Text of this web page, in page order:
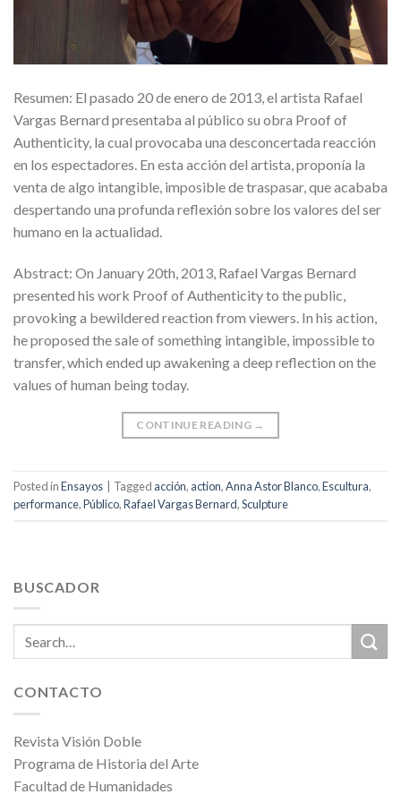
Resumen: El pasado 20 de enero de 2013, el artista Rafael
Vargas Bernard presentaba al público su obra Proof of
Authenticity, la cual provocaba una desconcertada reacción
en los espectadores. En esta acción del artista, proponía la
venta de algo intangible, imposible de traspasar, que acababa
despertando una profunda reflexión sobre los valores del ser
humano en la actualidad.
Abstract: On January 20th, 2013, Rafael Vargas Bernard
presented his work Proof of Authenticity to the public,
provoking a bewildered reaction from viewers. In his action,
he proposed the sale of something intangible, impossible to
transfer, which ended up awakening a deep reflection on the
values ​​of human being today.
CONTINUE READING →
Posted inEnsayos Tagged acción, action,Anna Astor Blanco,Escultura,
performance,Público,Rafael Vargas Bernard,Sculpture
BUSCADOR
CONTACTO
Revista Visión Doble
Programa de Historia del Arte
Facultad de Humanidades